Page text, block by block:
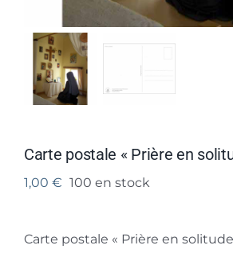
Carte postale « Prière en
1,00 € 100 en stock
Carte postale « Prière en